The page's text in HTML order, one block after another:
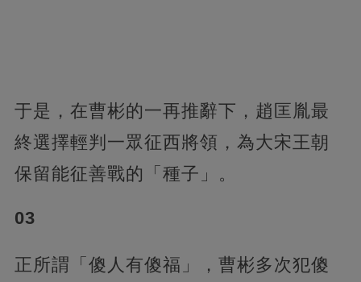
于是，在曹彬的一再推辭下，趙匡胤最
終選擇輕判一眾征西將領，為大宋王朝
保留能征善戰的「種子」。
03
正所謂「傻人有傻福」，曹彬多次犯傻